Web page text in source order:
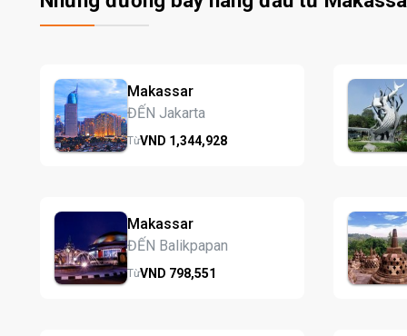
Makassar
ĐẾN Jakarta
TừVND 1,344,928
Makassar
ĐẾN Balikpapan
TừVND 798,551